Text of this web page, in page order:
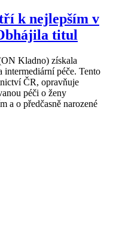
k nejlepším v
titul
Kladno) získala
intermediární péče. Tento
ČR, opravňuje
péči o ženy
a o předčasně narozené